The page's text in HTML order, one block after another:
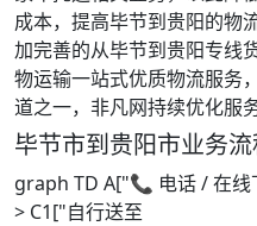
成本，提高毕节到贵阳的物
加完善的从毕节到贵阳专线
物运输一站式优质物流服务
道之一，非凡网持续优化服
毕节市到贵阳市业务
graph TD A["📞 电话 / 在
> C1["自行送至